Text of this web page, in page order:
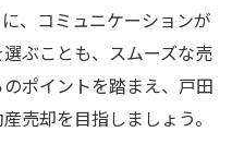
、コミュニケーションが
ぶことも、スムーズな売
ポイントを踏まえ、戸田
売却を目指しましょう。